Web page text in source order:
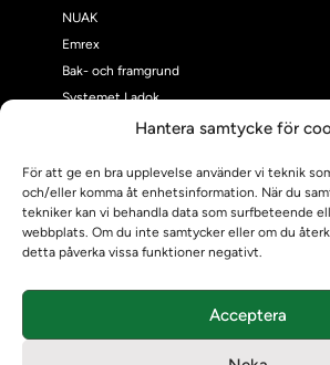
Hantera samtycke för
För att ge en bra upplevelse använder vi teknik
och/eller komma åt enhetsinformation. När du
tekniker kan vi behandla data som surfbeteende
webbplats. Om du inte samtycker eller om du
detta påverka vissa funktioner negativt.
Acceptera
NUAK
Emrex
Bak- och framgrund
Systemet Ladok
Verifiera eller kontrollera bevis
Om oss
Om oss
Om Ladokkonsortiet
Ladokkonsortiet internationellt
Teamens sammansättning och arbetet på
Användarkontakter